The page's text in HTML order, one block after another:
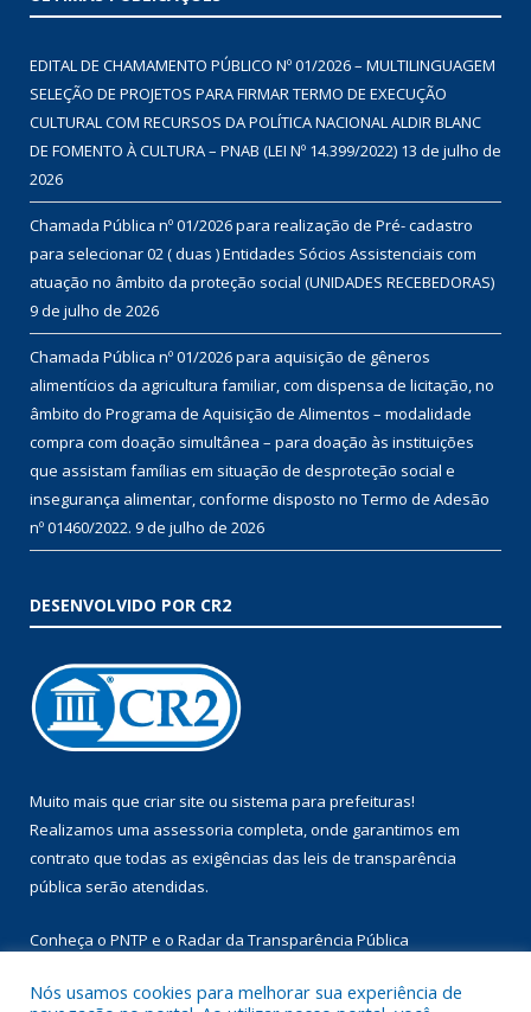
EDITAL DE CHAMAMENTO PÚBLICO Nº 01/2026 – MULTILINGUAGEM
SELEÇÃO DE PROJETOS PARA FIRMAR TERMO DE EXECUÇÃO
CULTURAL COM RECURSOS DA POLÍTICA NACIONAL ALDIR BLANC
DE FOMENTO À CULTURA – PNAB (LEI Nº 14.399/2022) 13 de julho de
2026
Chamada Pública nº 01/2026 para realização de Pré- cadastro
para selecionar 02 ( duas ) Entidades Sócios Assistenciais com
atuação no âmbito da proteção social (UNIDADES RECEBEDORAS)
9 de julho de 2026
Chamada Pública nº 01/2026 para aquisição de gêneros
alimentícios da agricultura familiar, com dispensa de licitação, no
âmbito do Programa de Aquisição de Alimentos – modalidade
compra com doação simultânea – para doação às instituições
que assistam famílias em situação de desproteção social e
insegurança alimentar, conforme disposto no Termo de Adesão
nº 01460/2022. 9 de julho de 2026
DESENVOLVIDO POR CR2
Muito mais que criar site ou sistema para prefeituras!
Realizamos uma assessoria completa, onde garantimos em
contrato que todas as exigências das leis de transparência
pública serão atendidas.
Conheça o PNTP e o Radar da Transparência Pública
Nós usamos cookies para melhorar sua experiência de